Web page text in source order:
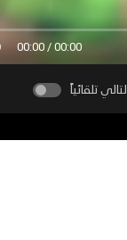
00:00 / 00:00
التالي تلقائياً